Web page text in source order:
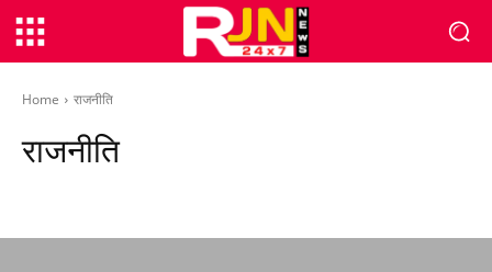
Home राजनीति
राजनीति